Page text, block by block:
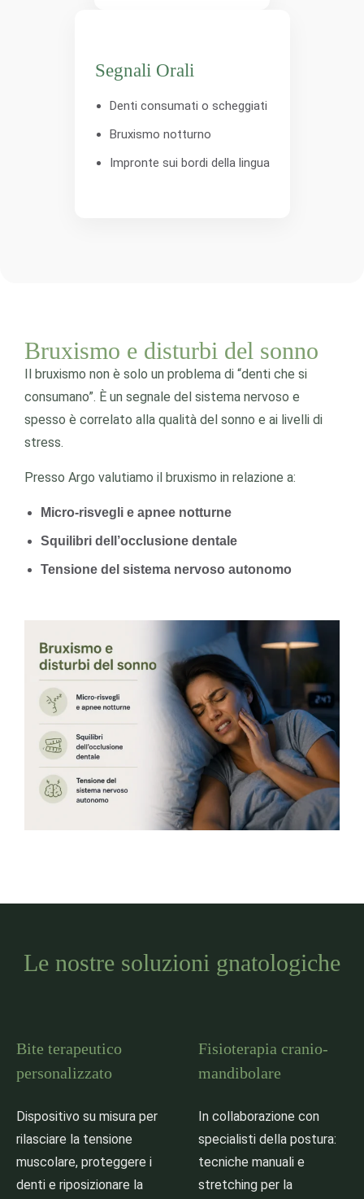
Segnali Orali
Denti consumati o scheggiati
Bruxismo notturno
Impronte sui bordi della lingua
Bruxismo e disturbi del sonno
Il bruxismo non è solo un problema di “denti che si
consumano”. È un segnale del sistema nervoso e
spesso è correlato alla qualità del sonno e ai livelli di
stress.
Presso Argo valutiamo il bruxismo in relazione a:
Micro-risvegli e apnee notturne
Squilibri dell’occlusione dentale
Tensione del sistema nervoso autonomo
Le nostre soluzioni gnatologiche
Bite terapeutico
personalizzato
Dispositivo su misura per
rilasciare la tensione
muscolare, proteggere i
denti e riposizionare la
Fisioterapia cranio-
mandibolare
In collaborazione con
specialisti della postura:
tecniche manuali e
stretching per la